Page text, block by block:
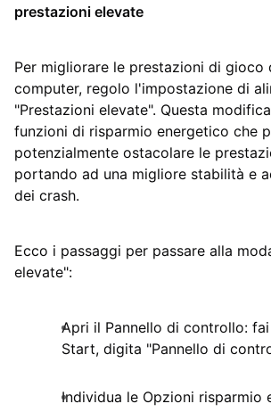
prestazioni elevate
Per migliorare le prestazioni di gioco
computer, regolo l'impostazione di
"Prestazioni elevate". Questa
funzioni di risparmio energetico che
potenzialmente ostacolare le
portando ad una migliore stabilità e
dei crash.
Ecco i passaggi per passare alla
elevate":
Apri il Pannello di controllo:
Start, digita "Pannello di
Individua le Opzioni risparmio